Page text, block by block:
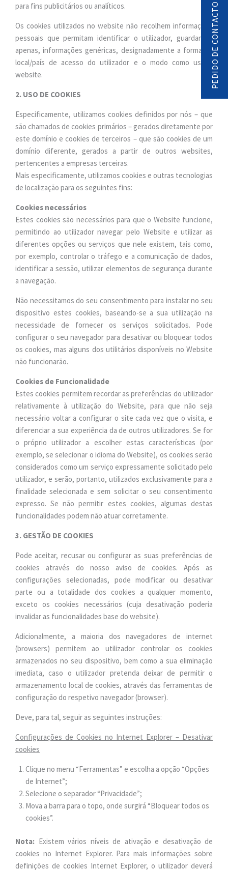
para fins publicitários ou analíticos.
Os cookies utilizados no website não recolhem informações
pessoais que permitam identificar o utilizador, guardando,
apenas, informações genéricas, designadamente a forma ou
local/país de acesso do utilizador e o modo como usa o
website.
2. USO DE COOKIES
Especificamente, utilizamos cookies definidos por nós – que
são chamados de cookies primários – gerados diretamente por
este domínio e cookies de terceiros – que são cookies de um
domínio diferente, gerados a partir de outros websites,
pertencentes a empresas terceiras.
Mais especificamente, utilizamos cookies e outras tecnologias
de localização para os seguintes fins:
Cookies necessários
Estes cookies são necessários para que o Website funcione,
permitindo ao utilizador navegar pelo Website e utilizar as
diferentes opções ou serviços que nele existem, tais como,
por exemplo, controlar o tráfego e a comunicação de dados,
identificar a sessão, utilizar elementos de segurança durante
a navegação.
Não necessitamos do seu consentimento para instalar no seu
dispositivo estes cookies, baseando-se a sua utilização na
necessidade de fornecer os serviços solicitados. Pode
configurar o seu navegador para desativar ou bloquear todos
os cookies, mas alguns dos utilitários disponíveis no Website
não funcionarão.
Cookies de Funcionalidade
Estes cookies permitem recordar as preferências do utilizador
relativamente à utilização do Website, para que não seja
necessário voltar a configurar o site cada vez que o visita, e
diferenciar a sua experiência da de outros utilizadores. Se for
o próprio utilizador a escolher estas características (por
exemplo, se selecionar o idioma do Website), os cookies serão
considerados como um serviço expressamente solicitado pelo
utilizador, e serão, portanto, utilizados exclusivamente para a
finalidade selecionada e sem solicitar o seu consentimento
expresso. Se não permitir estes cookies, algumas destas
funcionalidades podem não atuar corretamente.
3. GESTÃO DE COOKIES
Pode aceitar, recusar ou configurar as suas preferências de
cookies através do nosso aviso de cookies. Após as
configurações selecionadas, pode modificar ou desativar
parte ou a totalidade dos cookies a qualquer momento,
exceto os cookies necessários (cuja desativação poderia
invalidar as funcionalidades base do website).
Adicionalmente, a maioria dos navegadores de internet
(browsers) permitem ao utilizador controlar os cookies
armazenados no seu dispositivo, bem como a sua eliminação
imediata, caso o utilizador pretenda deixar de permitir o
armazenamento local de cookies, através das ferramentas de
configuração do respetivo navegador (browser).
Deve, para tal, seguir as seguintes instruções:
Configurações de Cookies no Internet Explorer – Desativar
cookies
Clique no menu “Ferramentas” e escolha a opção “Opções
de Internet”;
Selecione o separador “Privacidade”;
Mova a barra para o topo, onde surgirá “Bloquear todos os
cookies”.
Nota: Existem vários níveis de ativação e desativação de
cookies no Internet Explorer. Para mais informações sobre
definições de cookies Internet Explorer, o utilizador deverá
PEDIDO DE CONTACTO